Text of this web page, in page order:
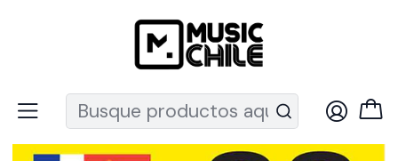
Recuerda que ahora nos puedes encontrar en el MUT
Instrumentos de Cuerda Bajos